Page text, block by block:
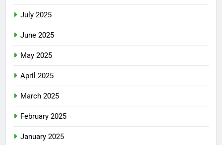
July 2025
June 2025
May 2025
April 2025
March 2025
February 2025
January 2025